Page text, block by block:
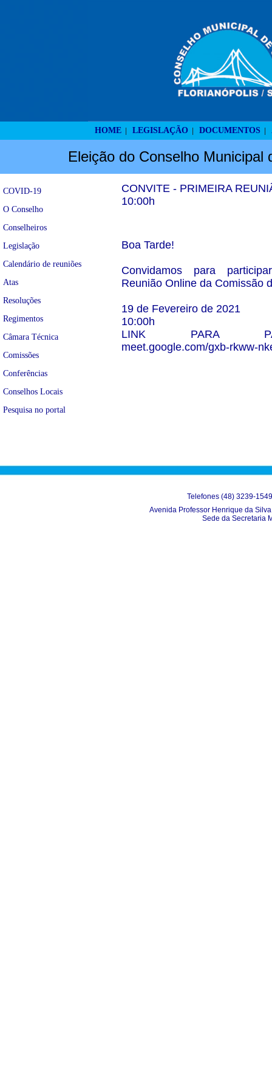
HOME LEGISLAÇÃO DOCUMENTOS
Eleição do Conselho
COVID-19
O Conselho
Conselheiros
Legislação
Calendário de reuniões
Atas
Resoluções
Regimentos
Câmara Técnica
Comissões
Conferências
Conselhos Locais
Pesquisa no portal
CONVITE - PRIMEIRA
10:00h
Boa Tarde!
Convidamos para
Reunião Online da Comissão
19 de Fevereiro de 2021
10:00h
LINK PARA
meet.google.com/gxb-rkww-
Telefones (48) 3239-
Avenida Professor Henrique da
Sede da Secretaria